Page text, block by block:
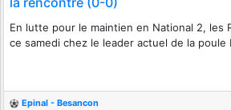
En lutte pour le maintien en National 2, les
ce samedi chez le leader actuel de la poule
Epinal - Besancon